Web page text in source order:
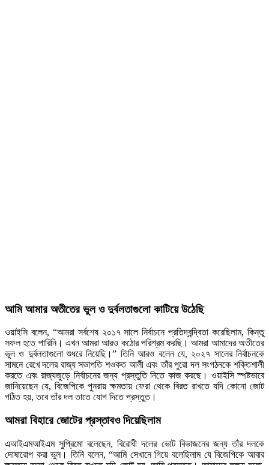
আমি আমার অতীতের ভুল ও দুর্বলতাগুলো কাটিয়ে উঠেছি
ওয়াইসি বলেন, “আমরা সর্বশেষ ২০১৭ সালে নির্বাচনে প্রতিদ্বন্দ্বিতা করেছিলাম, কিন্তু
সফল হতে পারিনি। এখন আমরা আরও কঠোর পরিশ্রম করছি। আমরা আমাদের অতীতের
ভুল ও দুর্বলতাগুলো শুধরে নিয়েছি।” তিনি আরও বলেন যে, ২০২৭ সালের নির্বাচনকে
সামনে রেখে দলের রাজ্য সভাপতি শওকত আলী এবং তাঁর পুরো দল সংগঠনকে শক্তিশালী
করতে এবং রাজ্যজুড়ে নির্বাচনের জন্য প্রস্তুতি নিতে কাজ করছে। ওয়াইসি স্পষ্টভাবে
জানিয়েছেন যে, বিজেপিকে পুনরায় ক্ষমতায় ফেরা থেকে বিরত রাখতে যদি কোনো জোট
গঠিত হয়, তবে তাঁর দল তাতে যোগ দিতে প্রস্তুত।
আমরা বিহারে জোটের প্রস্তাবও দিয়েছিলাম
এআইএমআইএম সুপ্রিমো বলেছেন, বিরোধী দলের ভোট বিভাজনের জন্য তাঁর দলকে
দোষারোপ করা ভুল। তিনি বলেন, “আমি সেখানে গিয়ে বলেছিলাম যে বিজেপিকে আবার